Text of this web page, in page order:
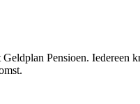
Pensioen. Iedereen